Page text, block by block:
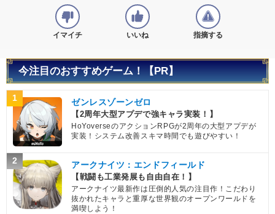
イマイチ いいね 指摘する
今注目のおすすめゲーム！【PR】
1 ゼンレスゾーンゼロ
【2周年大型アプデで強キャラ実装！】
HoYoverseのアクションRPGが2周年の大型アプデが
実装！システム改善スキマ時間でも遊びやすい！
2 アークナイツ：エンドフィールド
【戦闘も工業発展も自由自在！】
アークナイツ最新作は圧倒的人気の注目作！こだわり
抜かれたキャラと重厚な世界観のオープンワールドを
満喫しよう！